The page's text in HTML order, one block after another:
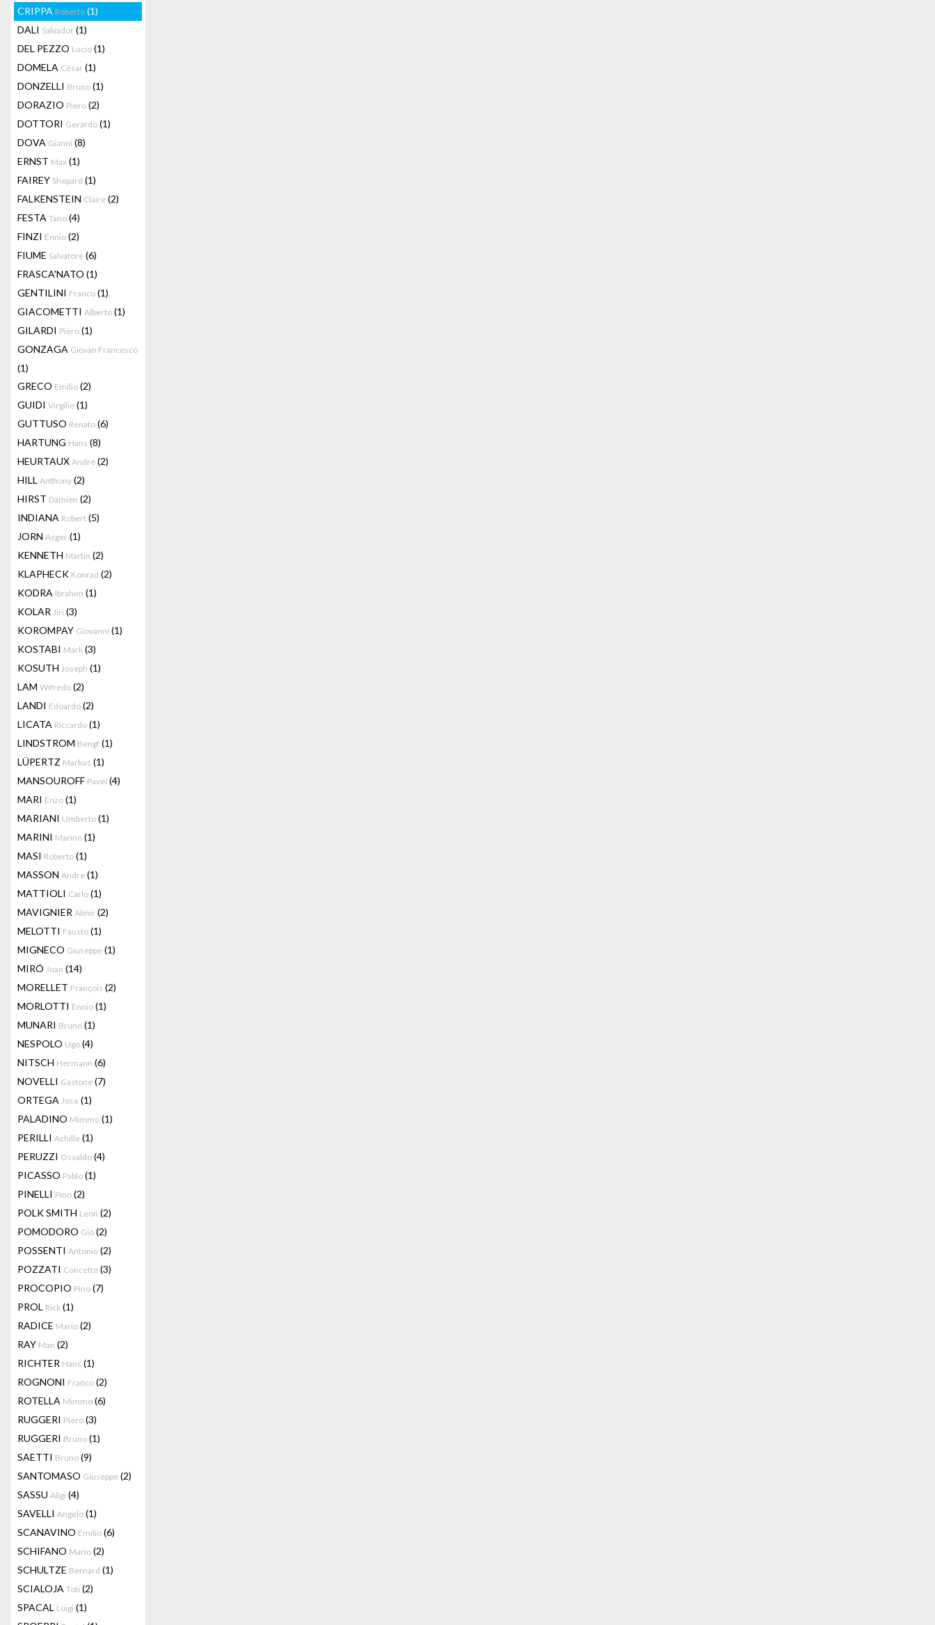
CRIPPA Roberto (1)
DALI Salvador (1)
DEL PEZZO Lucio (1)
DOMELA César (1)
DONZELLI Bruno (1)
DORAZIO Piero (2)
DOTTORI Gerardo (1)
DOVA Gianni (8)
ERNST Max (1)
FAIREY Shepard (1)
FALKENSTEIN Claire (2)
FESTA Tano (4)
FINZI Ennio (2)
FIUME Salvatore (6)
FRASCA'NATO (1)
GENTILINI Franco (1)
GIACOMETTI Alberto (1)
GILARDI Piero (1)
GONZAGA Giovan Francesco
(1)
GRECO Emilio (2)
GUIDI Virgilio (1)
GUTTUSO Renato (6)
HARTUNG Hans (8)
HEURTAUX André (2)
HILL Anthony (2)
HIRST Damien (2)
INDIANA Robert (5)
JORN Asger (1)
KENNETH Martin (2)
KLAPHECK Konrad (2)
KODRA Ibrahim (1)
KOLAR Jiri (3)
KOROMPAY Giovanni (1)
KOSTABI Mark (3)
KOSUTH Joseph (1)
LAM Wifredo (2)
LANDI Edoardo (2)
LICATA Riccardo (1)
LINDSTROM Bengt (1)
LÜPERTZ Markus (1)
MANSOUROFF Pavel (4)
MARI Enzo (1)
MARIANI Umberto (1)
MARINI Marino (1)
MASI Roberto (1)
MASSON Andre (1)
MATTIOLI Carlo (1)
MAVIGNIER Almir (2)
MELOTTI Fausto (1)
MIGNECO Giuseppe (1)
MIRÓ Joan (14)
MORELLET François (2)
MORLOTTI Ennio (1)
MUNARI Bruno (1)
NESPOLO Ugo (4)
NITSCH Hermann (6)
NOVELLI Gastone (7)
ORTEGA Jose (1)
PALADINO Mimmo (1)
PERILLI Achille (1)
PERUZZI Osvaldo (4)
PICASSO Pablo (1)
PINELLI Pino (2)
POLK SMITH Leon (2)
POMODORO Giò (2)
POSSENTI Antonio (2)
POZZATI Concetto (3)
PROCOPIO Pino (7)
PROL Rick (1)
RADICE Mario (2)
RAY Man (2)
RICHTER Hans (1)
ROGNONI Franco (2)
ROTELLA Mimmo (6)
RUGGERI Piero (3)
RUGGERI Bruno (1)
SAETTI Bruno (9)
SANTOMASO Giuseppe (2)
SASSU Aligi (4)
SAVELLI Angelo (1)
SCANAVINO Emilio (6)
SCHIFANO Mario (2)
SCHULTZE Bernard (1)
SCIALOJA Toti (2)
SPACAL Luigi (1)